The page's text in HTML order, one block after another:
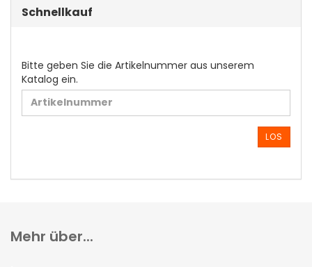
Schnellkauf
BITTE
GEBEN
SIE
DIE
ARTIKELNUMMER
EIN.
Bitte geben Sie die Artikelnummer aus unserem
Katalog ein.
LOS
Mehr über...